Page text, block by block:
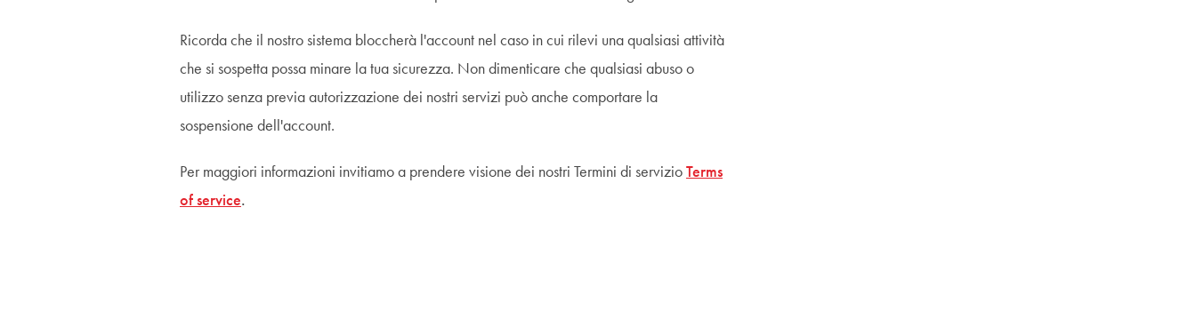
Ricorda che il nostro sistema bloccherà l'account nel caso in cui rilevi una qualsiasi attività
che si sospetta possa minare la tua sicurezza. Non dimenticare che qualsiasi abuso o
utilizzo senza previa autorizzazione dei nostri servizi può anche comportare la
sospensione dell'account.
Per maggiori informazioni invitiamo a prendere visione dei nostri Termini di servizio Terms
of service.